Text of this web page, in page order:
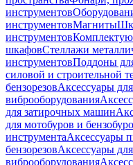
инструментов
инструментовМагниты
инструментов
шкафовСтеллажи
инструментовПоддоны
силовой и строительной
бензорезовАксессуары
виброоборудования
для затирочных машин
для мотобуров и
инструментаАксессуары
бензорезовАксессуары
виброоборудования